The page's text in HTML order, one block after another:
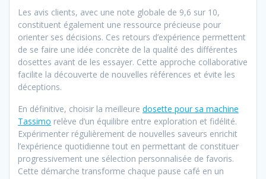
Les avis clients, avec une note globale de 9,6 sur 10,
constituent également une ressource précieuse pour
orienter ses décisions. Ces retours d’expérience permettent
de se faire une idée concrète de la qualité des différentes
dosettes avant de les essayer. Cette approche collaborative
facilite la découverte de nouvelles références et évite les
déceptions.
En définitive, choisir la meilleure dosette pour sa machine
Tassimo relève d’un équilibre entre exploration et fidélité.
Expérimenter régulièrement de nouvelles saveurs enrichit
l’expérience quotidienne tout en permettant de constituer
progressivement une sélection personnalisée de favoris.
Cette démarche transforme chaque pause café en un